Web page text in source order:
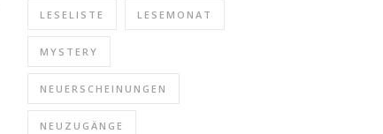
LESELISTE LESEMONAT
MYSTERY
NEUERSCHEINUNGEN
NEUZUGÄNGE